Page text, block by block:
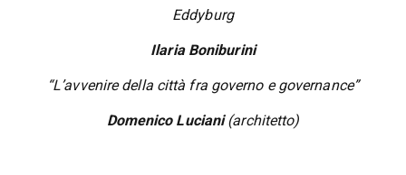
Eddyburg
Ilaria Boniburini
“L’avvenire della città fra governo e governance”
Domenico Luciani(architetto)